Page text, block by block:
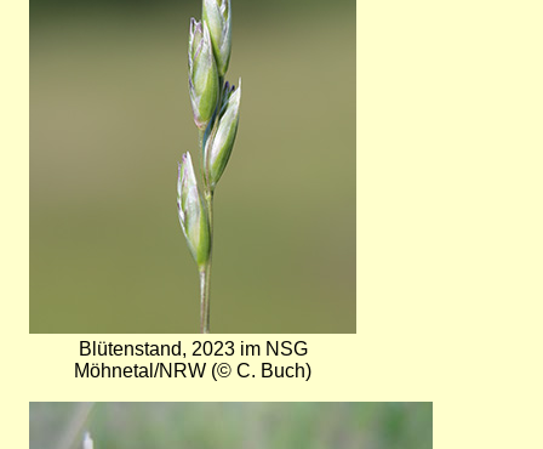
Blütenstand, 2023 im NSG
Möhnetal/NRW (© C. Buch)